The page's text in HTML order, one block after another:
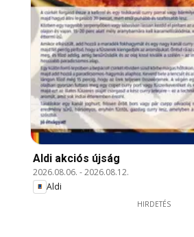
Aldi akciós újság
2026.08.06. -2026.08.12.
Aldi
HIRDETÉS